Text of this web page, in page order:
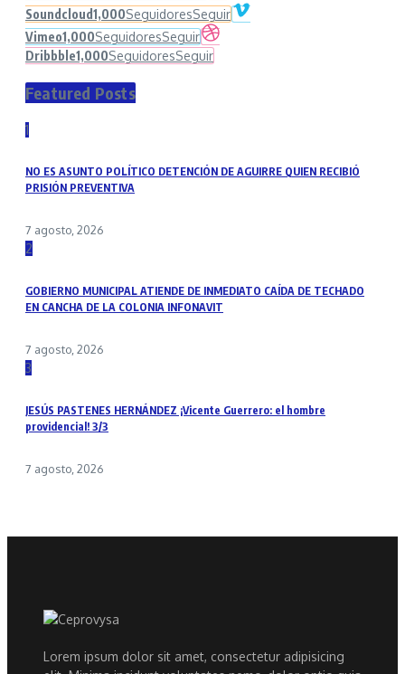
Soundcloud1,000SeguidoresSeguir
Vimeo1,000SeguidoresSeguir
Dribbble1,000SeguidoresSeguir
Featured Posts
1
NO ES ASUNTO POLÍTICO DETENCIÓN DE AGUIRRE QUIEN RECIBIÓ
PRISIÓN PREVENTIVA
7 agosto, 2026
2
GOBIERNO MUNICIPAL ATIENDE DE INMEDIATO CAÍDA DE TECHADO
EN CANCHA DE LA COLONIA INFONAVIT
7 agosto, 2026
3
JESÚS PASTENES HERNÁNDEZ ¡Vicente Guerrero: el hombre
providencial! 3/3
7 agosto, 2026
Lorem ipsum dolor sit amet, consectetur adipisicing